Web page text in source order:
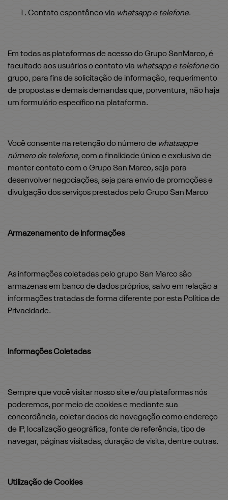
Contato espontâneo via whatsapp e telefone.
Em todas as plataformas de acesso do Grupo SanMarco, é
facultado aos usuários o contato via whatsapp e telefonedo
grupo, para fins de solicitação de informação, requerimento
de propostas e demais demandas que, porventura, não haja
um formulário específico na plataforma.
Você consente na retenção do número de whatsappe
número de telefone, com a finalidade única e exclusiva de
manter contato com o Grupo San Marco, seja para
desenvolver negociações, seja para envio de promoções e
divulgação dos serviços prestados pelo Grupo San Marco
Armazenamento de Informações
As informações coletadas pelo grupo San Marco são
armazenas em banco de dados próprios, salvo em relação a
informações tratadas de forma diferente por esta Política de
Privacidade.
Informações Coletadas
Sempre que você visitar nosso site e/ou plataformas nós
poderemos, por meio de cookies e mediante sua
concordância, coletar dados de navegação como endereço
de IP, localização geográfica, fonte de referência, tipo de
navegar, páginas visitadas, duração de visita, dentre outras.
Utilização de Cookies